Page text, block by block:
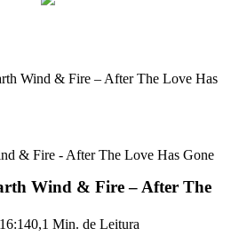
Wind & Fire – After The Love Has
& Fire - After The Love Has Gone
Wind & Fire – After The
0,1 Min. de Leitura